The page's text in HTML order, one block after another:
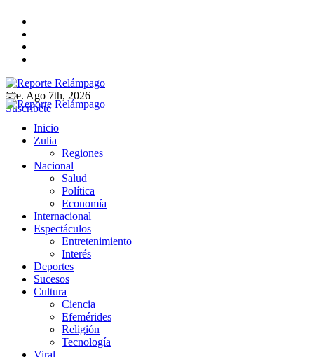
contenido
Reporte Relámpago
Claridad y rigor en cada noticia
Vie. Ago 7th, 2026
Suscríbete
Reporte Relámpago
Claridad y rigor en cada noticia
Inicio
Zulia
Regiones
Nacional
Salud
Política
Economía
Internacional
Espectáculos
Entretenimiento
Interés
Deportes
Sucesos
Cultura
Ciencia
Efemérides
Religión
Tecnología